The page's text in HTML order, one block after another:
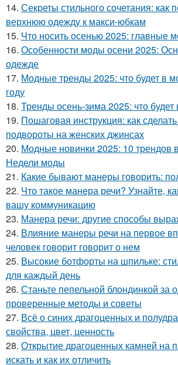
14. Секреты стильного сочетания: как
верхнюю одежду к макси-юбкам
15. Что носить осенью 2025: главные
16. Особенности моды осени 2025:
одежде
17. Модные тренды 2025: что будет в
году
18. Тренды осень-зима 2025: что
19. Пошаговая инструкция: как
подвороты на женских джинсах
20. Модные новинки 2025: 10 трендов
Недели моды
21. Какие бывают манеры говорить:
22. Что такое манера речи? Узнайте,
вашу коммуникацию
23. Манера речи: другие способы
24. Влияние манеры речи на первое
человек говорит говорит о нем
25. Высокие ботфорты на шпильке:
для каждый день
26. Станьте пепельной блондинкой за
проверенные методы и советы
27. Всё о синих драгоценных и
свойства, цвет, ценность
28. Открытие драгоценных камней на
искать и как их отличить